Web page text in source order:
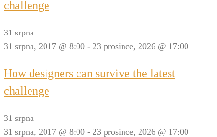
challenge
31 srpna
31 srpna, 2017 @ 8:00 - 23 prosince, 2026 @ 17:00
How designers can survive the latest
challenge
31 srpna
31 srpna, 2017 @ 8:00 - 23 prosince, 2026 @ 17:00